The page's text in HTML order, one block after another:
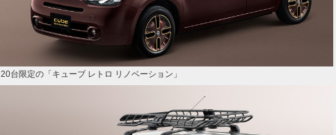
20台限定の「キューブ レトロ リノベーション」